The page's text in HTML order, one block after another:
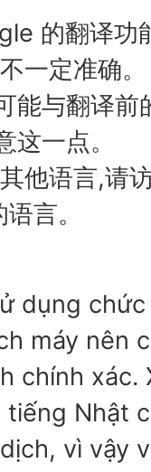
的翻译功
一定准确。
能与翻译
一点。
他语言,请
言。
dụng
máy nên
chính xác.
Nhật
vì vậy